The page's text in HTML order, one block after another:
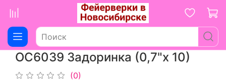
ОС6039 Задоринка (0,7"х 10)
(0)